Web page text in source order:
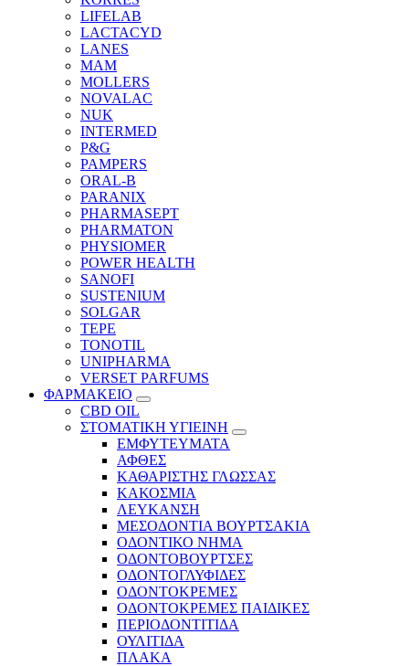
LIFELAB
LACTACYD
LANES
MAM
MOLLERS
NOVALAC
NUK
INTERMED
P&G
PAMPERS
ORAL-B
PARANIX
PHARMASEPT
PHARMATON
PHYSIOMER
POWER HEALTH
SANOFI
SUSTENIUM
SOLGAR
TEPE
TONOTIL
UNIPHARMA
VERSET PARFUMS
ΦΑΡΜΑΚΕΙΟ
CBD OIL
ΣΤΟΜΑΤΙΚΗ ΥΓΙΕΙΝΗ
ΕΜΦΥΤΕΥΜΑΤΑ
ΑΦΘΕΣ
ΚΑΘΑΡΙΣΤΗΣ ΓΛΩΣΣΑΣ
ΚΑΚΟΣΜΙΑ
ΛΕΥΚΑΝΣΗ
ΜΕΣΟΔΟΝΤΙΑ ΒΟΥΡΤΣΑΚΙΑ
ΟΔΟΝΤΙΚΟ ΝΗΜΑ
ΟΔΟΝΤΟΒΟΥΡΤΣΕΣ
ΟΔΟΝΤΟΓΛΥΦΙΔΕΣ
ΟΔΟΝΤΟΚΡΕΜΕΣ
ΟΔΟΝΤΟΚΡΕΜΕΣ ΠΑΙΔΙΚΕΣ
ΠΕΡΙΟΔΟΝΤΙΤΙΔΑ
ΟΥΛΙΤΙΔΑ
ΠΛΑΚΑ